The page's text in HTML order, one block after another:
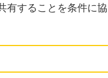
有することを条件に協